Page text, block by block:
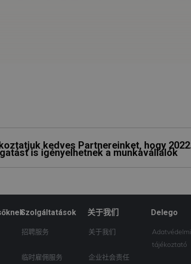
is igényelhetnek a munkavállalók
kedves Partnereinket, hogy
Szolgáltatások
招聘服务
临时雇佣服务
关于我们
关于我们
企业社会责任
Delego
Adatvédelmi
tájékoztató